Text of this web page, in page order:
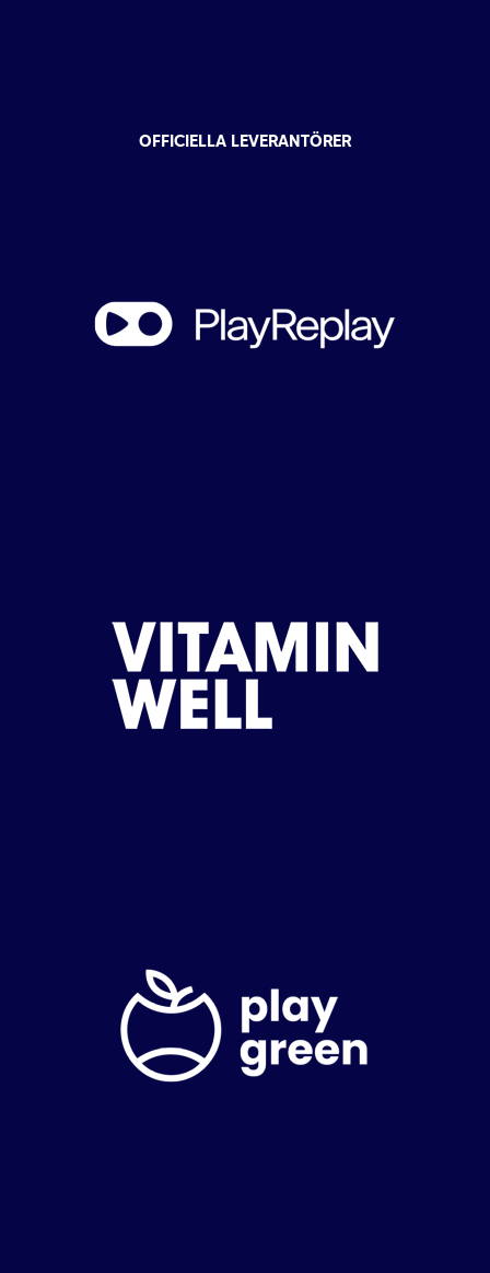
OFFICIELLA LEVERANTÖRER